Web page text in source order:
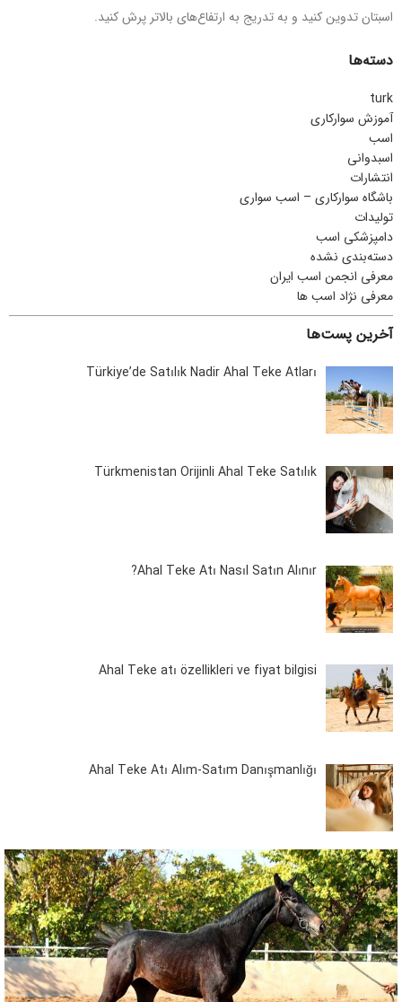
اسبتان تدوین کنید و به تدریج به ارتفاع‌های بالاتر پرش کنید.
دسته‌ها
turk
آموزش سوارکاری
اسب
اسبدوانی
انتشارات
باشگاه سوارکاری – اسب سواری
تولیدات
دامپزشکی اسب
دسته‌بندی نشده
معرفی انجمن اسب ایران
معرفی نژاد اسب ها
آخرین پست‌ها
Türkiye’de Satılık Nadir Ahal Teke Atları
Türkmenistan Orijinli Ahal Teke Satılık
Ahal Teke Atı Nasıl Satın Alınır?
Ahal Teke atı özellikleri ve fiyat bilgisi
Ahal Teke Atı Alım-Satım Danışmanlığı